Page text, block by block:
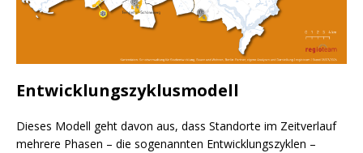
Entwicklungszyklusmodell
Dieses Modell geht davon aus, dass Standorte im Zeitverlauf
mehrere Phasen – die sogenannten Entwicklungszyklen –